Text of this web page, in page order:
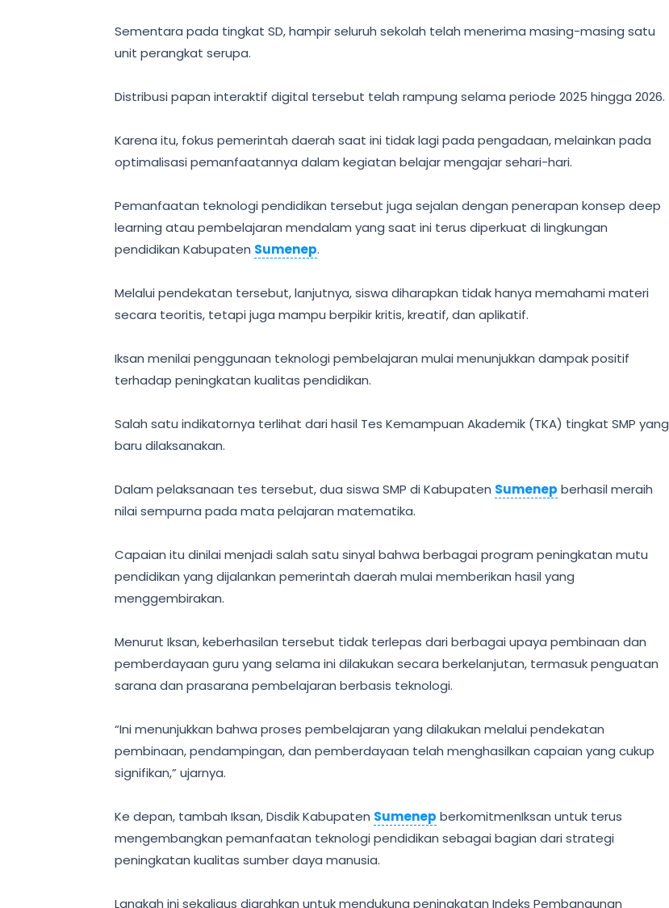
‎Sementara pada tingkat SD, hampir seluruh sekolah telah menerima masing-masing satu
unit perangkat serupa.
‎Distribusi papan interaktif digital tersebut telah rampung selama periode 2025 hingga 2026.
‎Karena itu, fokus pemerintah daerah saat ini tidak lagi pada pengadaan, melainkan pada
optimalisasi pemanfaatannya dalam kegiatan belajar mengajar sehari-hari.
‎Pemanfaatan teknologi pendidikan tersebut juga sejalan dengan penerapan konsep deep
learning atau pembelajaran mendalam yang saat ini terus diperkuat di lingkungan
pendidikan Kabupaten Sumenep.
‎Melalui pendekatan tersebut, lanjutnya, siswa diharapkan tidak hanya memahami materi
secara teoritis, tetapi juga mampu berpikir kritis, kreatif, dan aplikatif.
‎Iksan menilai penggunaan teknologi pembelajaran mulai menunjukkan dampak positif
terhadap peningkatan kualitas pendidikan.
‎Salah satu indikatornya terlihat dari hasil Tes Kemampuan Akademik (TKA) tingkat SMP yang
baru dilaksanakan.
‎Dalam pelaksanaan tes tersebut, dua siswa SMP di Kabupaten Sumenep berhasil meraih
nilai sempurna pada mata pelajaran matematika.
‎Capaian itu dinilai menjadi salah satu sinyal bahwa berbagai program peningkatan mutu
pendidikan yang dijalankan pemerintah daerah mulai memberikan hasil yang
menggembirakan.
‎Menurut Iksan, keberhasilan tersebut tidak terlepas dari berbagai upaya pembinaan dan
pemberdayaan guru yang selama ini dilakukan secara berkelanjutan, termasuk penguatan
sarana dan prasarana pembelajaran berbasis teknologi.
‎“Ini menunjukkan bahwa proses pembelajaran yang dilakukan melalui pendekatan
pembinaan, pendampingan, dan pemberdayaan telah menghasilkan capaian yang cukup
signifikan,” ujarnya.
‎Ke depan, tambah Iksan, Disdik Kabupaten Sumenep berkomitmenIksan untuk terus
mengembangkan pemanfaatan teknologi pendidikan sebagai bagian dari strategi
peningkatan kualitas sumber daya manusia.
‎Langkah ini sekaligus diarahkan untuk mendukung peningkatan Indeks Pembangunan